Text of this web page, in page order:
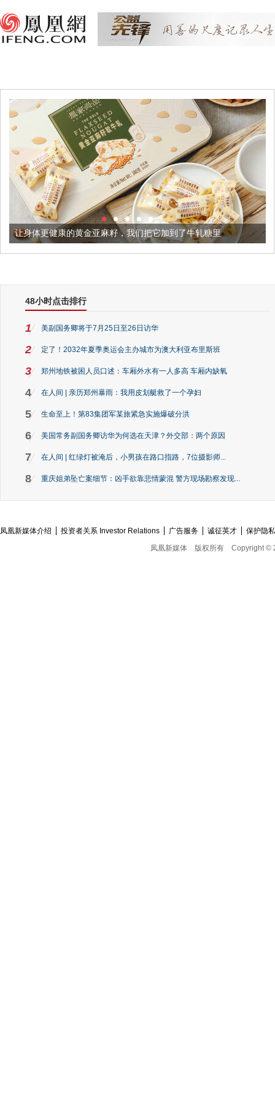
更健康的黄金亚麻籽，我们把它加到了牛轧糖里 被列入
48小时点击排行
1 美副国务卿将于7月25日至26日访华
2 定了！2032年夏季奥运会主办城市为澳大利亚布里斯班
3 郑州地铁被困人员口述：车厢外水有一人多高 车厢内缺氧
4 在人间 | 亲历郑州暴雨：我用皮划艇救了一个孕妇
5 生命至上！第83集团军某旅紧急实施爆破分洪
6 美国常务副国务卿访华为何选在天津？外交部：两个原因
7 在人间 | 红绿灯被淹后，小男孩在路口指路，7位摄影师...
8 重庆姐弟坠亡案细节：凶手欲靠悲情蒙混 警方现场勘察发现...
凤凰新媒体介绍 投资者关系 Investor Relations 广告服务 诚征英才
保护隐
凤凰新媒体
版权所有 Copyright ©